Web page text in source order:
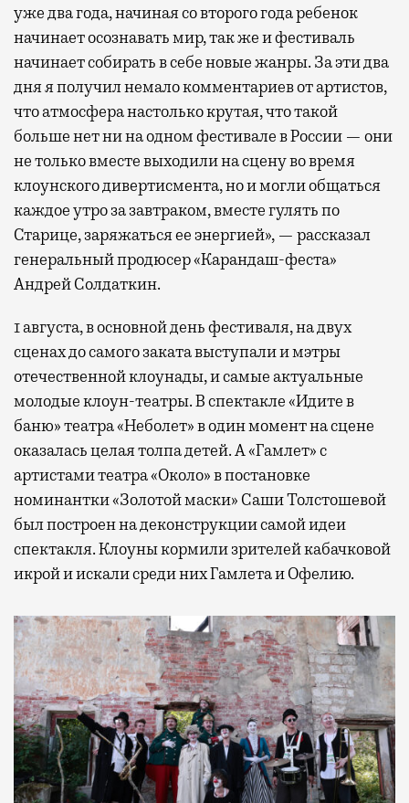
уже два года, начиная со второго года ребенок
начинает осознавать мир, так же и фестиваль
начинает собирать в себе новые жанры. За эти два
дня я получил немало комментариев от артистов,
что атмосфера настолько крутая, что такой
больше нет ни на одном фестивале в России — они
не только вместе выходили на сцену во время
клоунского дивертисмента, но и могли общаться
каждое утро за завтраком, вместе гулять по
Старице, заряжаться ее энергией», — рассказал
генеральный продюсер «Карандаш-феста»
Андрей Солдаткин.
1 августа, в основной день фестиваля, на двух
сценах до самого заката выступали и мэтры
отечественной клоунады, и самые актуальные
молодые клоун-театры. В спектакле «Идите в
баню» театра «Неболет» в один момент на сцене
оказалась целая толпа детей. А «Гамлет» с
артистами театра «Около» в постановке
номинантки «Золотой маски» Саши Толстошевой
был построен на деконструкции самой идеи
спектакля. Клоуны кормили зрителей кабачковой
икрой и искали среди них Гамлета и Офелию.